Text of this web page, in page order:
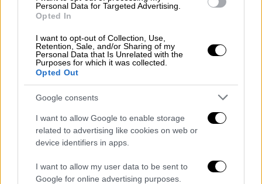
Personal Data for Targeted Advertising.
Opted In
I want to opt-out of Collection, Use,
Retention, Sale, and/or Sharing of my
Personal Data that Is Unrelated with the
Purposes for which it was collected.
Opted Out
Google consents
I want to allow Google to enable storage
related to advertising like cookies on web or
device identifiers in apps.
I want to allow my user data to be sent to
Google for online advertising purposes.
«Ήρθε η ώρα των εκλογών και θυμήθηκε τα
Ερντογάν ότι δεν μιλάει κατά των ΗΠΑ γιατί
«αυτή τη στιγμή δεν μπορούμε να το
κάνουμε, γιατί θέλουν να μείνουν στην
εξουσία, να πείσουν τον Μπάιντεν, να
βρούμε λεφτά, και να μείνουν άλλα 5 χρόνια
στην εξουσία. Ο λαός δεν τα τρώει αυτά.
Εσένα ούτε ο Μπάιντεν σε σώζει ούτε ο
Πούτιν. Δεν σε σώζει κανένας από την
κάλπη».